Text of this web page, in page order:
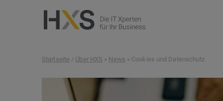
Startseite / Über HXS » News » Cookies und Datenschutz